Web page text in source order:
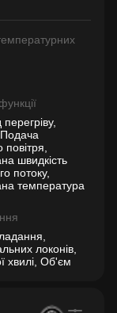
Подача
швидкість
потоку,
температура
локонів,
хвилі, Об'єм